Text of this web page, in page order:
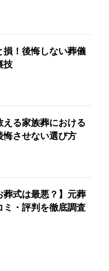
損！後悔しない葬儀
技
える家族葬における
悔させない選び方
葬式は最悪？】元葬
ミ・評判を徹底調査